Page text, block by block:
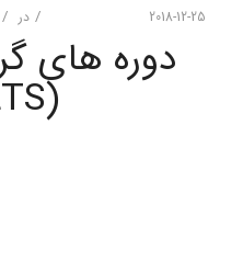
2018-12-25
/ در /
دوره های
(IELTS)